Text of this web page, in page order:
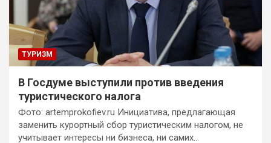
ТУРИЗМ
В Госдуме выступили против введения
туристического налога
Фото: artemprokofiev.ru Инициатива, предлагающая
заменить курортный сбор туристическим налогом, не
учитывает интересы ни бизнеса, ни самих…